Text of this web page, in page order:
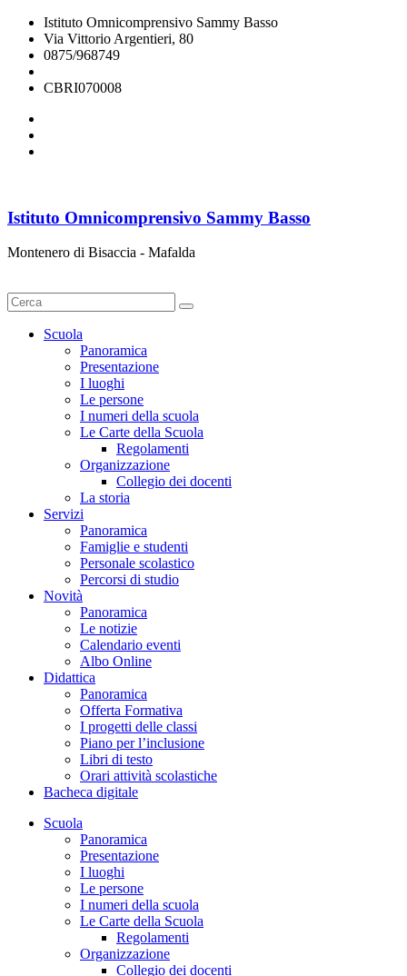
Istituto Omnicomprensivo Sammy Basso
Via Vittorio Argentieri, 80
0875/968749
CBRI070008
Istituto Omnicomprensivo Sammy Basso
Montenero di Bisaccia - Mafalda
Scuola
Panoramica
Presentazione
I luoghi
Le persone
I numeri della scuola
Le Carte della Scuola
Regolamenti
Organizzazione
Collegio dei docenti
La storia
Servizi
Panoramica
Famiglie e studenti
Personale scolastico
Percorsi di studio
Novità
Panoramica
Le notizie
Calendario eventi
Albo Online
Didattica
Panoramica
Offerta Formativa
I progetti delle classi
Piano per l’inclusione
Libri di testo
Orari attività scolastiche
Bacheca digitale
Scuola
Panoramica
Presentazione
I luoghi
Le persone
I numeri della scuola
Le Carte della Scuola
Regolamenti
Organizzazione
Collegio dei docenti